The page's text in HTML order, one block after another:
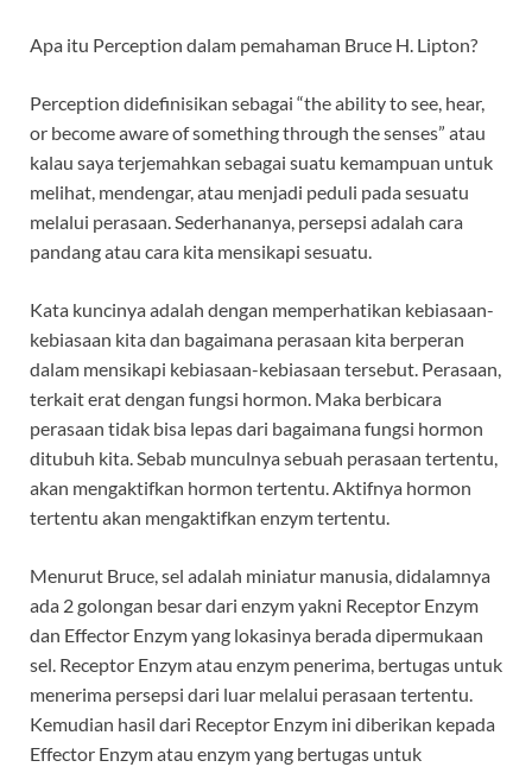
Apa itu Perception dalam pemahaman Bruce H. Lipton?
Perception didefinisikan sebagai “the ability to see, hear,
or become aware of something through the senses” atau
kalau saya terjemahkan sebagai suatu kemampuan untuk
melihat, mendengar, atau menjadi peduli pada sesuatu
melalui perasaan. Sederhananya, persepsi adalah cara
pandang atau cara kita mensikapi sesuatu.
Kata kuncinya adalah dengan memperhatikan kebiasaan-
kebiasaan kita dan bagaimana perasaan kita berperan
dalam mensikapi kebiasaan-kebiasaan tersebut. Perasaan,
terkait erat dengan fungsi hormon. Maka berbicara
perasaan tidak bisa lepas dari bagaimana fungsi hormon
ditubuh kita. Sebab munculnya sebuah perasaan tertentu,
akan mengaktifkan hormon tertentu. Aktifnya hormon
tertentu akan mengaktifkan enzym tertentu.
Menurut Bruce, sel adalah miniatur manusia, didalamnya
ada 2 golongan besar dari enzym yakni Receptor Enzym
dan Effector Enzym yang lokasinya berada dipermukaan
sel. Receptor Enzym atau enzym penerima, bertugas untuk
menerima persepsi dari luar melalui perasaan tertentu.
Kemudian hasil dari Receptor Enzym ini diberikan kepada
Effector Enzym atau enzym yang bertugas untuk